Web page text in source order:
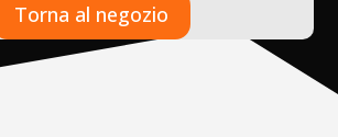
Torna al negozio